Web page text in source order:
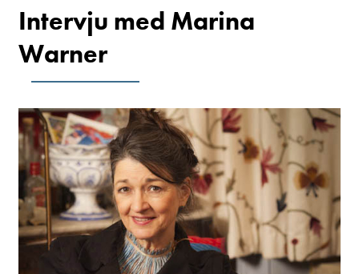
Intervju med Marina
Warner